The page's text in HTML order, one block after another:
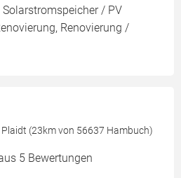
/ PV
Renovierung /
(23km von 56637 Hambuch)
5 Bewertungen